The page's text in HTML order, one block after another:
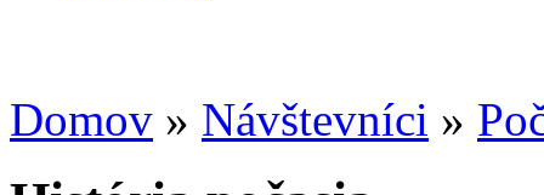
Domov » Návštevníci »